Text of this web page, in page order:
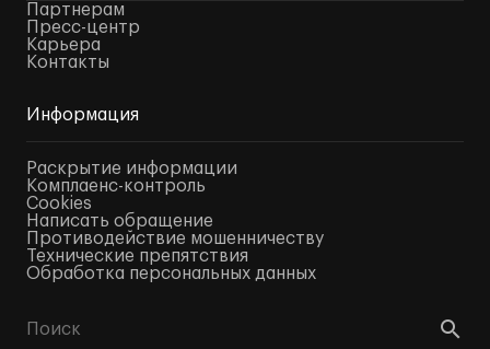
Партнерам
Пресс-центр
Карьера
Контакты
Информация
Раскрытие информации
Комплаенс-контроль
Cookies
Написать обращение
Противодействие мошенничеству
Технические препятствия
Обработка персональных данных